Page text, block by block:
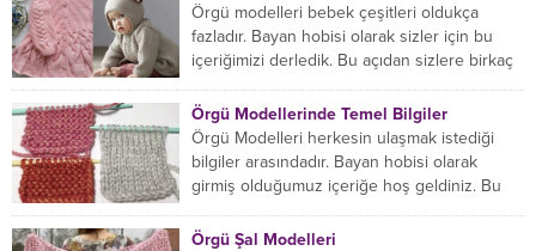
Örgü modelleri bebek çeşitleri oldukça
fazladır. Bayan hobisi olarak sizler için bu
içeriğimizi derledik. Bu açıdan sizlere birkaç
Örgü Modellerinde Temel Bilgiler
Örgü Modelleri herkesin ulaşmak istediği
bilgiler arasındadır. Bayan hobisi olarak
girmiş olduğumuz içeriğe hoş geldiniz. Bu
Örgü Şal Modelleri